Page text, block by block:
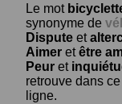
Le mot
synonyme de
Dispute et
Aimer etêtre
Peur et
retrouve dans
ligne.